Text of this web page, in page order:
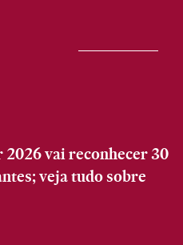
vai reconhecer 30
veja tudo sobre